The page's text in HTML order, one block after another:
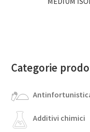
Categorie
Additivi chimici